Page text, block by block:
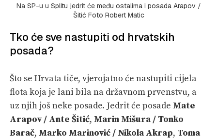
Na SP-u u Splitu jedrit će među ostalima i posada Arapov /
Šitić Foto Robert Matic
Tko će sve nastupiti od hrvatskih
posada?
Što se Hrvata tiče, vjerojatno će nastupiti cijela
flota koja je lani bila na državnom prvenstvu, a
uz njih još neke posade. Jedrit će posade Mate
Arapov / Ante Šitić, Marin Mišura / Tonko
Barač, Marko Marinović / Nikola Akrap, Toma